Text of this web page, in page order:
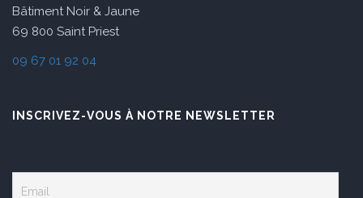
Bâtiment Noir & Jaune
69 800 Saint Priest
09 67 01 92 04
INSCRIVEZ-VOUS À NOTRE NEWSLETTER